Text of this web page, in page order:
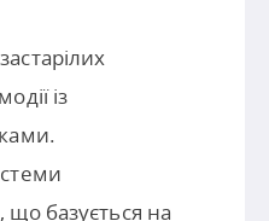
із
що базується на